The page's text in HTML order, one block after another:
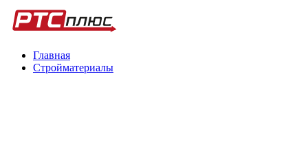
Главная
Стройматериалы